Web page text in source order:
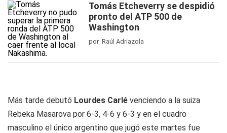
Tomás Etcheverry se despidió
pronto del ATP 500 de
Washington
por Raúl Adriazola
Más tarde debutó Lourdes Carlé venciendo a la suiza
Rebeka Masarova por 6-3, 4-6 y 6-3 y en el cuadro
masculino el único argentino que jugó este martes fue